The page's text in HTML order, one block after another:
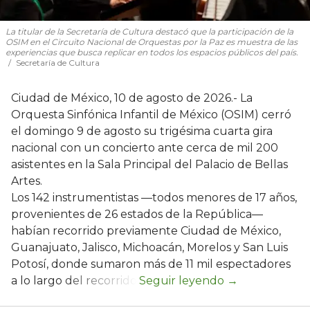
La titular de la Secretaría de Cultura destacó que la participación de la
OSIM en el Circuito Nacional de Orquestas por la Paz es muestra de las
experiencias que busca replicar en todos los espacios públicos del país.
Secretaría de Cultura
Ciudad de México, 10 de agosto de 2026.- La
Orquesta Sinfónica Infantil de México (OSIM) cerró
el domingo 9 de agosto su trigésima cuarta gira
nacional con un concierto ante cerca de mil 200
asistentes en la Sala Principal del Palacio de Bellas
Artes.
Los 142 instrumentistas —todos menores de 17 años,
provenientes de 26 estados de la República—
habían recorrido previamente Ciudad de México,
Guanajuato, Jalisco, Michoacán, Morelos y San Luis
Potosí, donde sumaron más de 11 mil espectadores
a lo largo del recorrido.